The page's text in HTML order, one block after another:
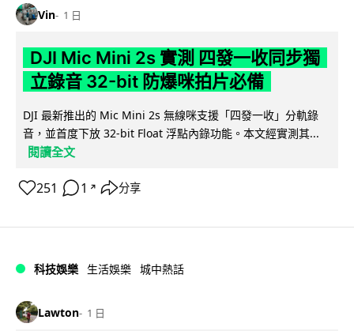
Vin 1 日
DJI Mic Mini 2s 實測 四發一收同步獨
立錄音 32-bit 防爆咪拍片必備
DJI 最新推出的 Mic Mini 2s 無線咪支援「四發一收」分軌錄
音，並首度下放 32-bit Float 浮點內錄功能。本文經實測其...
閱讀全文
251 1 ↗ 分享
科技娛樂 生活娛樂 城中熱話
Lawton 1 日